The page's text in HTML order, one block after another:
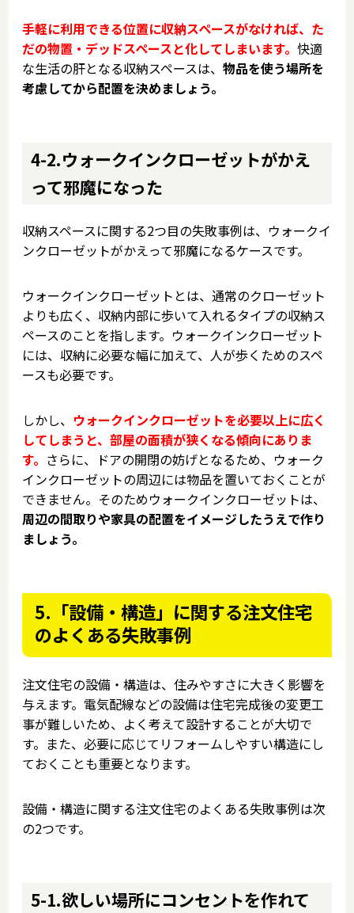
手軽に利用できる位置に収納スペースがなければ、た
だの物置・デッドスペースと化してしまいます。快適
な生活の肝となる収納スペースは、物品を使う場所を
考慮してから配置を決めましょう。
4-2.ウォークインクローゼットがかえ
って邪魔になった
収納スペースに関する2つ目の失敗事例は、ウォークイ
ンクローゼットがかえって邪魔になるケースです。
ウォークインクローゼットとは、通常のクローゼット
よりも広く、収納内部に歩いて入れるタイプの収納ス
ペースのことを指します。ウォークインクローゼット
には、収納に必要な幅に加えて、人が歩くためのスペ
ースも必要です。
しかし、 ウォークインクローゼットを必要以上に広く
してしまうと、部屋の面積が狭くなる傾向にありま
す。 さらに、ドアの開閉の妨げとなるため、ウォーク
インクローゼットの周辺には物品を置いておくことが
できません。そのためウォークインクローゼットは、
周辺の間取りや家具の配置をイメージしたうえで作り
ましょう。
5.「設備・構造」に関する注文住宅
のよくある失敗事例
注文住宅の設備・構造は、住みやすさに大きく影響を
与えます。電気配線などの設備は住宅完成後の変更工
事が難しいため、よく考えて設計することが大切で
す。また、必要に応じてリフォームしやすい構造にし
ておくことも重要となります。
設備・構造に関する注文住宅のよくある失敗事例は次
の2つです。
5-1.欲しい場所にコンセントを作れて